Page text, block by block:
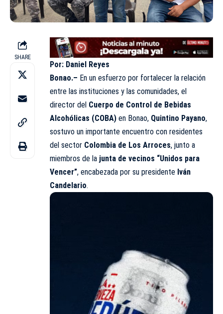
SHARE
Por: Daniel Reyes
Bonao.– En un esfuerzo por fortalecer la relación
entre las instituciones y las comunidades, el
director del Cuerpo de Control de Bebidas
Alcohólicas (COBA) en Bonao, Quintino Payano,
sostuvo un importante encuentro con residentes
del sector Colombia de Los Arroces, junto a
miembros de la junta de vecinos “Unidos para
Vencer”, encabezada por su presidente Iván
Candelario.